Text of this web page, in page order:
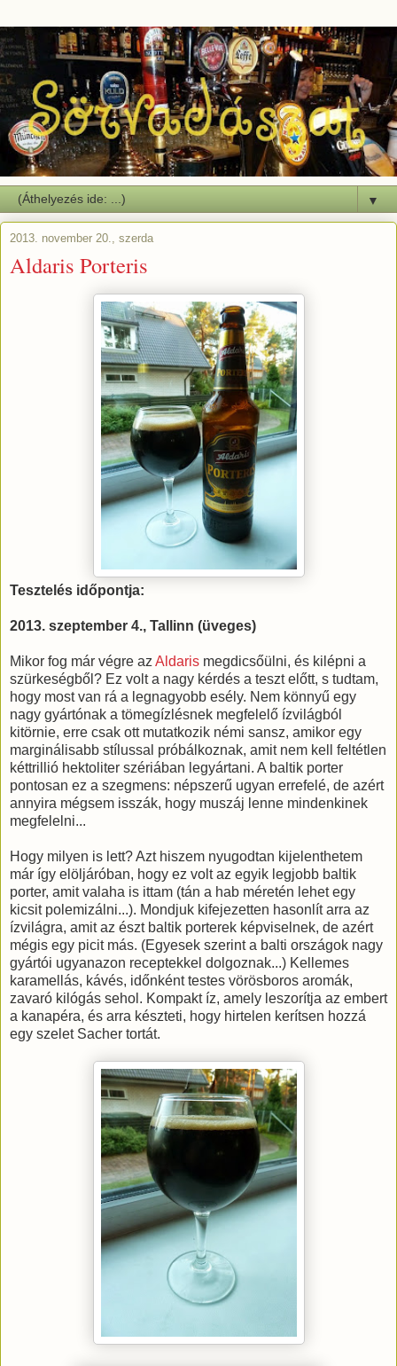
▼
2013. november 20., szerda
Aldaris Porteris
Tesztelés időpontja:
2013. szeptember 4., Tallinn (üveges)
Mikor fog már végre az Aldaris megdicsőülni, és kilépni a
szürkeségből? Ez volt a nagy kérdés a teszt előtt, s tudtam,
hogy most van rá a legnagyobb esély. Nem könnyű egy
nagy gyártónak a tömegízlésnek megfelelő ízvilágból
kitörnie, erre csak ott mutatkozik némi sansz, amikor egy
marginálisabb stílussal próbálkoznak, amit nem kell feltétlen
kéttrillió hektoliter szériában legyártani. A baltik porter
pontosan ez a szegmens: népszerű ugyan errefelé, de azért
annyira mégsem isszák, hogy muszáj lenne mindenkinek
megfelelni...
Hogy milyen is lett? Azt hiszem nyugodtan kijelenthetem
már így elöljáróban, hogy ez volt az egyik legjobb baltik
porter, amit valaha is ittam (tán a hab méretén lehet egy
kicsit polemizálni...). Mondjuk kifejezetten hasonlít arra az
ízvilágra, amit az észt baltik porterek képviselnek, de azért
mégis egy picit más. (Egyesek szerint a balti országok nagy
gyártói ugyanazon receptekkel dolgoznak...) Kellemes
karamellás, kávés, időnként testes vörösboros aromák,
zavaró kilógás sehol. Kompakt íz, amely leszorítja az embert
a kanapéra, és arra készteti, hogy hirtelen kerítsen hozzá
egy szelet Sacher tortát.